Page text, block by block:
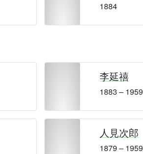
1884
李延禧
1883 – 1959
人見次郎
1879 – 1959